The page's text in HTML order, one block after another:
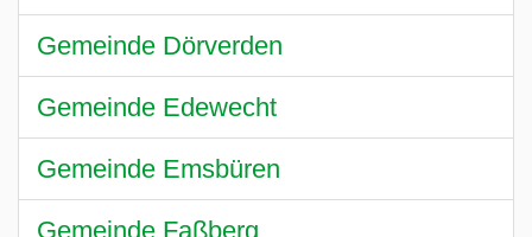
Gemeinde Dörverden
Gemeinde Edewecht
Gemeinde Emsbüren
Gemeinde Faßberg